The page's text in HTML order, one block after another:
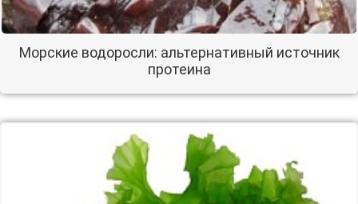
Морские водоросли: альтернативный источник
протеина